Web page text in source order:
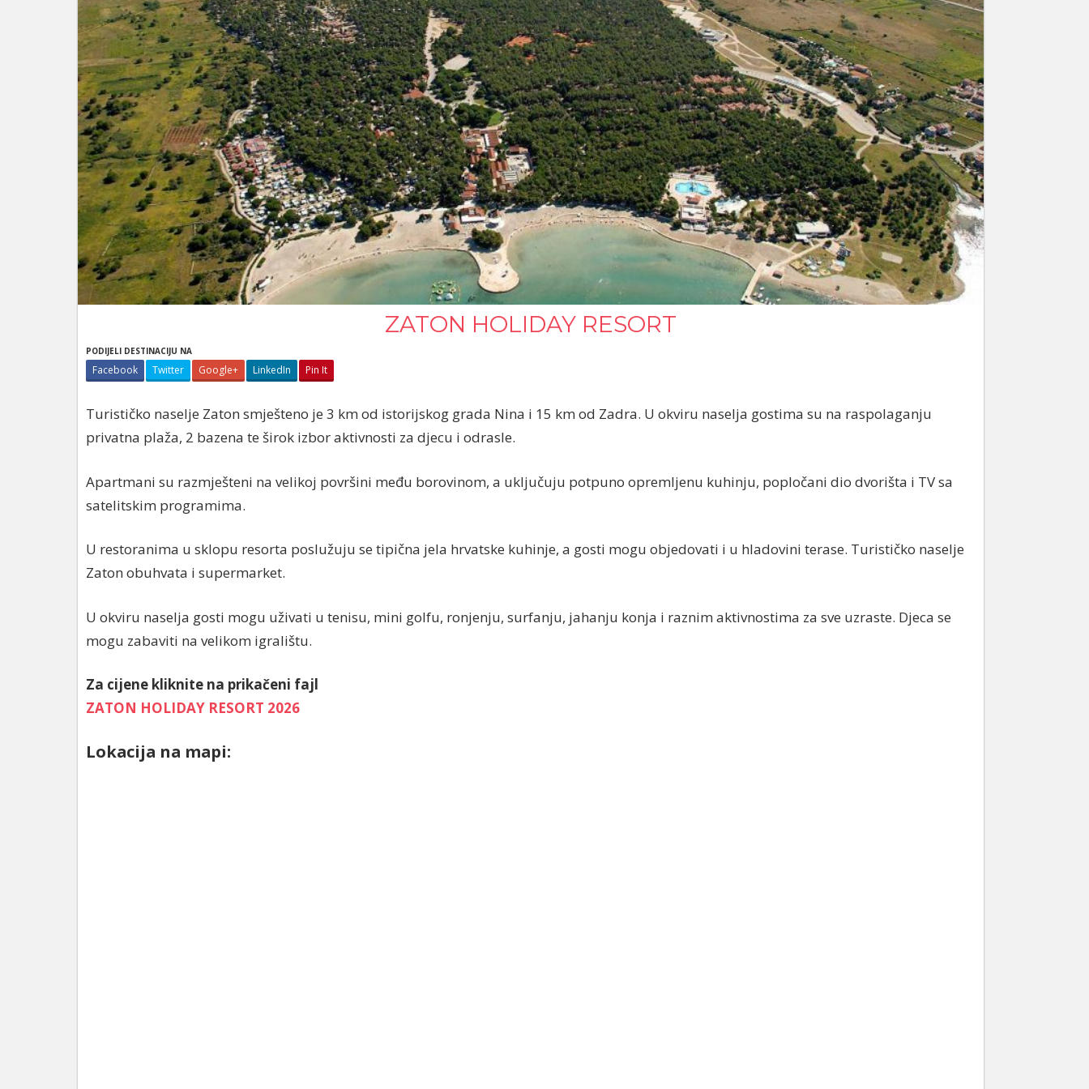
ZATON HOLIDAY RESORT
PODIJELI DESTINACIJU NA
Facebook Twitter Google+ LinkedIn Pin It
Turističko naselje Zaton smješteno je 3 km od istorijskog grada Nina i 15 km od Zadra. U okviru naselja gostima su na raspolaganju
privatna plaža, 2 bazena te širok izbor aktivnosti za djecu i odrasle.
Apartmani su razmješteni na velikoj površini među borovinom, a uključuju potpuno opremljenu kuhinju, popločani dio dvorišta i TV sa
satelitskim programima.
U restoranima u sklopu resorta poslužuju se tipična jela hrvatske kuhinje, a gosti mogu objedovati i u hladovini terase. Turističko naselje
Zaton obuhvata i supermarket.
U okviru naselja gosti mogu uživati u tenisu, mini golfu, ronjenju, surfanju, jahanju konja i raznim aktivnostima za sve uzraste. Djeca se
mogu zabaviti na velikom igralištu.
Za cijene kliknite na prikačeni fajl
ZATON HOLIDAY RESORT 2026
Lokacija na mapi: